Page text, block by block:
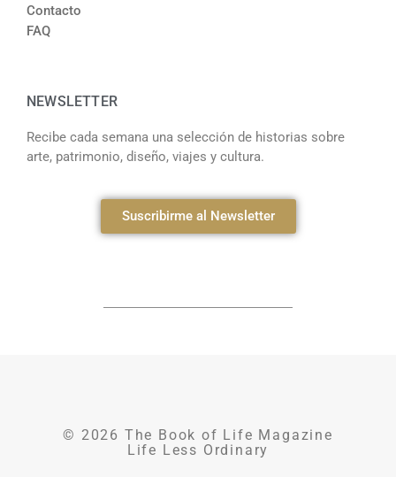
Contacto
FAQ
NEWSLETTER
Recibe cada semana una selección de historias sobre
arte, patrimonio, diseño, viajes y cultura.
Suscribirme al Newsletter
© 2026 The Book of Life Magazine
Life Less Ordinary